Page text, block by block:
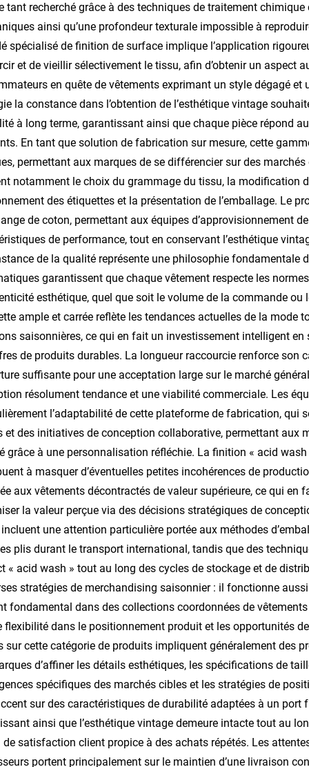
tant recherché grâce à des techniques de traitement
ainsi qu’une profondeur texturale impossible à
spécialisé de finition de surface implique l’application
et de vieillir sélectivement le tissu, afin d’obtenir un aspect
en quête de vêtements exprimant un style dégagé et
la constance dans l’obtention de l’esthétique vintage
à long terme, garantissant ainsi que chaque pièce répond
En tant que solution de fabrication sur mesure, cette
permettant aux marques de se différencier sur des
notamment le choix du grammage du tissu, la modification
des étiquettes et la présentation de l’emballage. Le
de coton, permettant aux équipes d’approvisionnement
de performance, tout en conservant l’esthétique
de la qualité représente une philosophie fondamentale
garantissent que chaque vêtement respecte les
esthétique, quel que soit le volume de la commande
ample et carrée reflète les tendances actuelles de la
saisonnières, ce qui en fait un investissement intelligent
de produits durables. La longueur raccourcie renforce son
suffisante pour une acceptation large sur le marché
résolument tendance et une viabilité commerciale. Les
l’adaptabilité de cette plateforme de fabrication, qui
et des initiatives de conception collaborative, permettant aux
grâce à une personnalisation réfléchie. La finition « acid
à masquer d’éventuelles petites incohérences de
aux vêtements décontractés de valeur supérieure, ce qui
la valeur perçue via des décisions stratégiques de
une attention particulière portée aux méthodes
plis durant le transport international, tandis que des
« acid wash » tout au long des cycles de stockage et de
stratégies de merchandising saisonnier : il fonctionne
fondamental dans des collections coordonnées de
flexibilité dans le positionnement produit et les opportunités
sur cette catégorie de produits impliquent généralement des
d’affiner les détails esthétiques, les spécifications de
spécifiques des marchés cibles et les stratégies de
sur des caractéristiques de durabilité adaptées à un port
ainsi que l’esthétique vintage demeure intacte tout au
de satisfaction client propice à des achats répétés. Les
portent principalement sur le maintien d’une livraison